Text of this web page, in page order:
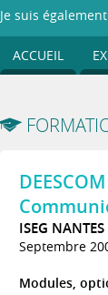
Je suis
ACCUEIL
ISEG NANTES
Septembre
Modules,